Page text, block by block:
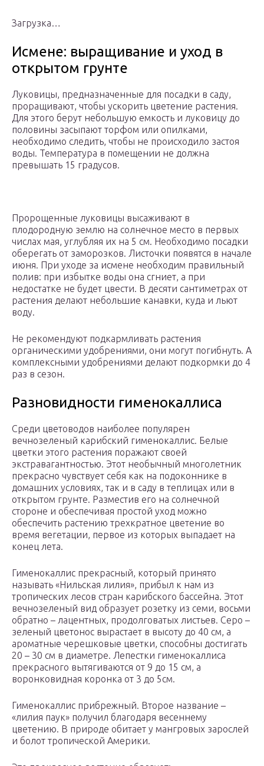
Загрузка…
Исмене: выращивание и уход в
открытом грунте
Луковицы, предназначенные для посадки в саду,
проращивают, чтобы ускорить цветение растения.
Для этого берут небольшую емкость и луковицу до
половины засыпают торфом или опилками,
необходимо следить, чтобы не происходило застоя
воды. Температура в помещении не должна
превышать 15 градусов.
Пророщенные луковицы высаживают в
плодородную землю на солнечное место в первых
числах мая, углубляя их на 5 см. Необходимо посадки
оберегать от заморозков. Листочки появятся в начале
июня. При уходе за исмене необходим правильный
полив: при избытке воды она сгниет, а при
недостатке не будет цвести. В десяти сантиметрах от
растения делают небольшие канавки, куда и льют
воду.
Не рекомендуют подкармливать растения
органическими удобрениями, они могут погибнуть. А
комплексными удобрениями делают подкормки до 4
раз в сезон.
Разновидности гименокаллиса
Среди цветоводов наиболее популярен
вечнозеленый карибский гименокаллис. Белые
цветки этого растения поражают своей
экстравагантностью. Этот необычный многолетник
прекрасно чувствует себя как на подоконнике в
домашних условиях, так и в саду в теплицах или в
открытом грунте. Разместив его на солнечной
стороне и обеспечивая простой уход можно
обеспечить растению трехкратное цветение во
время вегетации, первое из которых выпадает на
конец лета.
Гименокаллис прекрасный, который принято
называть «Нильская лилия», прибыл к нам из
тропических лесов стран карибского бассейна. Этот
вечнозеленый вид образует розетку из семи, восьми
обратно – лацентных, продолговатых листьев. Серо –
зеленый цветонос вырастает в высоту до 40 см, а
ароматные черешковые цветки, способны достигать
20 – 30 см в диаметре. Лепестки гименокаллиса
прекрасного вытягиваются от 9 до 15 см, а
воронковидная коронка от 3 до 5см.
Гименокаллис прибрежный. Второе название –
«лилия паук» получил благодаря весеннему
цветению. В природе обитает у мангровых зарослей
и болот тропической Америки.